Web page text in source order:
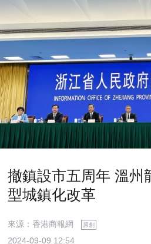
撤鎮設市五周年 溫州
型城鎮化改革
來源：香港商報網 原創
2024-09-09 12:54